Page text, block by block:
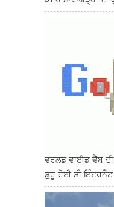
ਵਰਲਡ ਵਾਈਡ ਵੈੱਬ
ਸ਼ੁਰੂ ਹੋਈ ਸੀ ਇੰਟਰਨੈੱਟ